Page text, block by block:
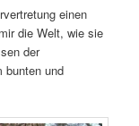
einen
die Welt, wie sie
der
bunten und